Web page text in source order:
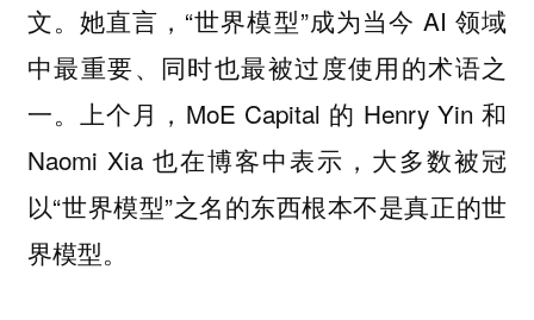
文。她直言，“世界模型”成为当今 AI 领域
中最重要、同时也最被过度使用的术语之
一。上个月，MoE Capital 的 Henry Yin 和
Naomi Xia 也在博客中表示，大多数被冠
以“世界模型”之名的东西根本不是真正的世
界模型。